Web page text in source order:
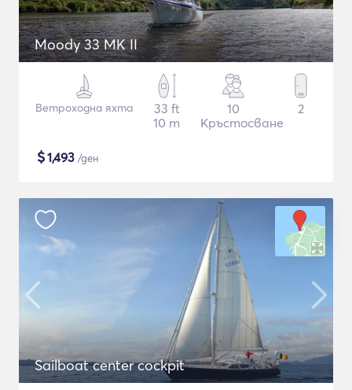
Moody 33 MK II
Ветроходна яхта
33 ft
10 m
10
Кръстосване
2
$1,493 /ден
Sailboat center cockpit